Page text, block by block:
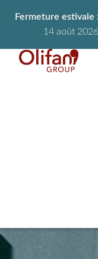
Fermeture estivale :
14 août